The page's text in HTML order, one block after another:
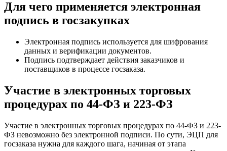
Для чего применяется электронная
подпись в госзакупках
Электронная подпись используется для шифрования
данных и верификации документов.
Подпись подтверждает действия заказчиков и
поставщиков в процессе госзаказа.
Участие в электронных торговых
процедурах по 44-ФЗ и 223-ФЗ
Участие в электронных торговых процедурах по 44-ФЗ и 223-
ФЗ невозможно без электронной подписи. По сути, ЭЦП для
госзаказа нужна для каждого шага, начиная от этапа